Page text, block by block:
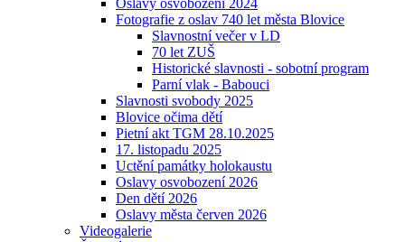
Oslavy osvobození 2024
Fotografie z oslav 740 let města Blovice
Slavnostní večer v LD
70 let ZUŠ
Historické slavnosti - sobotní program
Parní vlak - Babouci
Slavnosti svobody 2025
Blovice očima dětí
Pietní akt TGM 28.10.2025
17. listopadu 2025
Uctění památky holokaustu
Oslavy osvobození 2026
Den dětí 2026
Oslavy města červen 2026
Videogalerie